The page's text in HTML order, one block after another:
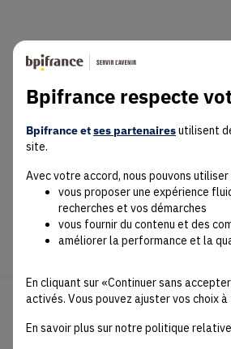
Lire la suite
Bpifrance respecte
Bpifrance etses partenairesutilisent
site.
Avec votre accord, nous pouvons
vous proposer une expérience
recherches et vos démarches
vous fournir du contenu et des
améliorer la performance et la
En cliquant sur «Continuer sans
activés. Vous pouvez ajuster vos choix
En savoir plus sur notre politique